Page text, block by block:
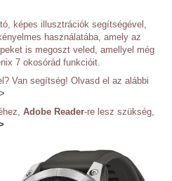
képes illusztrációk segítségével,
használatába, amely az
is megoszt veled, amellyel még
7 okosórád funkcióit.
Van segítség! Olvasd el az alábbi
Adobe Reader-re lesz szükség,